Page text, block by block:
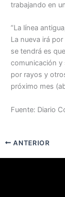
trabajando en
“La línea
La nueva irá
se tendrá es
comunicación y
por rayos y
próximo mes
Fuente: Diario
ANTERIOR